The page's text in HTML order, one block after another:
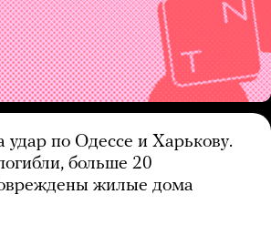
удар по Одессе и Харькову.
больше 20
жилые дома